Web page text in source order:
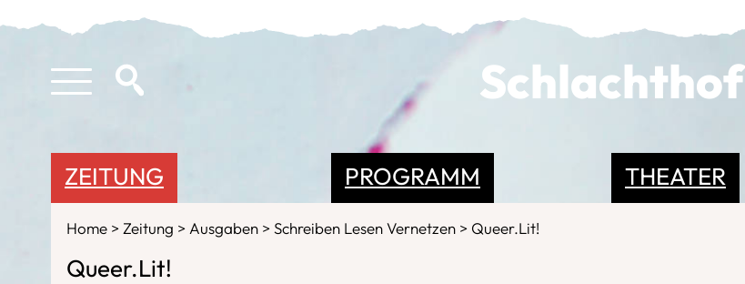
Schlachthof
PROGRAMM THEATER
ZEITUNG
Home Zeitung Ausgaben Schreiben Lesen Vernetzen Queer.Lit!
Queer.Lit!